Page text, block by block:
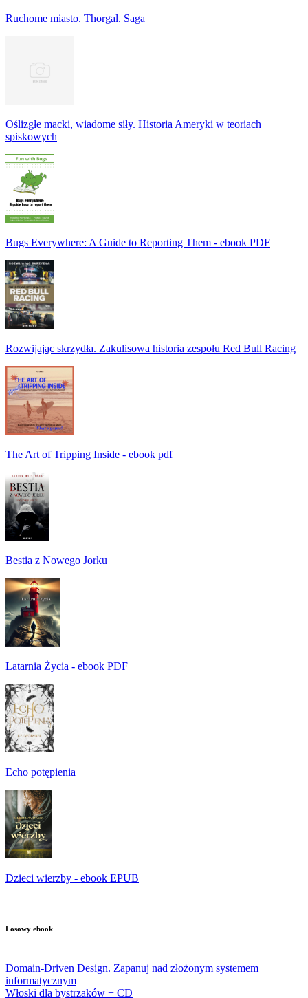
Ruchome miasto. Thorgal. Saga
Oślizgłe macki, wiadome siły. Historia Ameryki w teoriach
spiskowych
Bugs Everywhere: A Guide to Reporting Them - ebook PDF
Rozwijając skrzydła. Zakulisowa historia zespołu Red Bull Racing
The Art of Tripping Inside - ebook pdf
Bestia z Nowego Jorku
Latarnia Życia - ebook PDF
Echo potępienia
Dzieci wierzby - ebook EPUB
Losowy ebook
Domain-Driven Design. Zapanuj nad złożonym systemem
informatycznym
Włoski dla bystrzaków + CD